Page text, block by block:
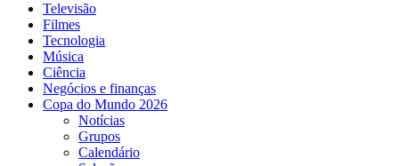
Televisão
Filmes
Tecnologia
Música
Ciência
Negócios e finanças
Copa do Mundo 2026
Notícias
Grupos
Calendário